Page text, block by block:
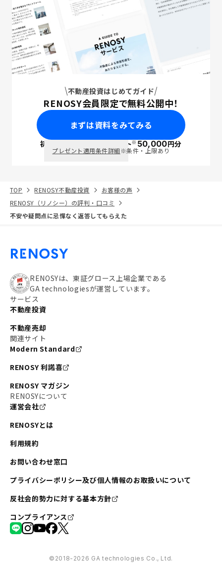
不動産投資はじめてガイド
RENOSY会員限定で無料公開中！
まずは資料をみてみる
初回面談で ポイント※50,000円分
プレゼント適用条件詳細※条件・上限あり
TOP RENOSY不動産投資
お客様の声
RENOSY（リノシー）の評判・口コミ
不安や疑問点に忌憚なく返答してもらえた
RENOSYは、東証グロース上場企業である
GA technologiesが運営しています。
サービス
不動産投資
不動産売却
関連サイト
Modern Standard
RENOSY 利諾喜
RENOSY マガジン
RENOSYについて
運営会社
RENOSYとは
利用規約
お問い合わせ窓口
プライバシーポリシー及び個人情報のお取扱いについて
反社会的勢力に対する基本方針
コンプライアンス
©︎2018-2026 GA technologies Co., Ltd.